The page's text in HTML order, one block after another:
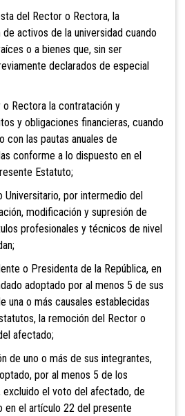
del Rector o Rectora, la
activos de la universidad cuando
o a bienes que, sin ser
declarados de especial
Rectora la contratación y
y obligaciones financieras, cuando
con las pautas anuales de
conforme a lo dispuesto en el
Estatuto;
por intermedio del
modificación y supresión de
profesionales y técnicos de nivel
o Presidenta de la República, en
adoptado por al menos 5 de sus
una o más causales establecidas
la remoción del Rector o
afectado;
de uno o más de sus integrantes,
por al menos 5 de los
el voto del afectado, de
en el artículo 22 del presente